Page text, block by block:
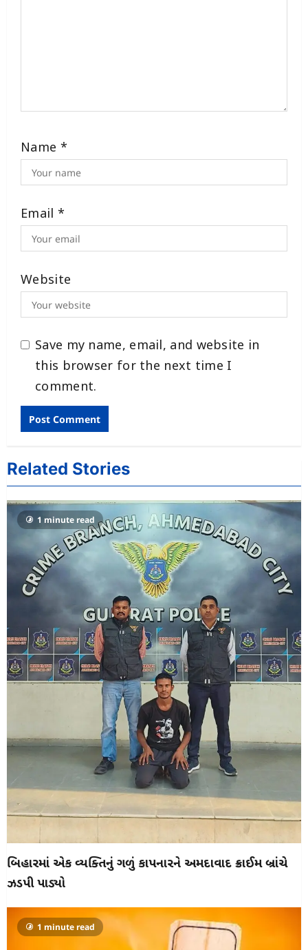
Name *
Email *
Website
Save my name, email, and website in
this browser for the next time I
comment.
Related Stories
1 minute read
બિહારમાં એક વ્યક્તિનું ગળું કાપનારને અમદાવાદ ક્રાઈમ બ્રાંચે
ઝડપી પાડ્યો
1 minute read